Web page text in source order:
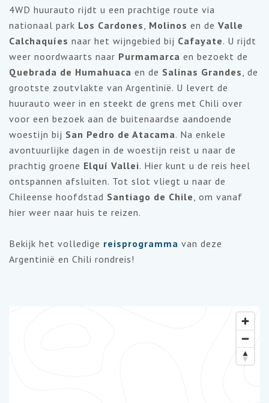
4WD huurauto rijdt u een prachtige route via
nationaal park Los Cardones, Molinos en de Valle
Calchaquíes naar het wijngebied bij Cafayate. U rijdt
weer noordwaarts naar Purmamarca en bezoekt de
Quebrada de Humahuaca en de Salinas Grandes, de
grootste zoutvlakte van Argentinië. U levert de
huurauto weer in en steekt de grens met Chili over
voor een bezoek aan de buitenaardse aandoende
woestijn bij San Pedro de Atacama. Na enkele
avontuurlijke dagen in de woestijn reist u naar de
prachtig groene Elquí Vallei. Hier kunt u de reis heel
ontspannen afsluiten. Tot slot vliegt u naar de
Chileense hoofdstad Santiago de Chile, om vanaf
hier weer naar huis te reizen.
Bekijk het volledige reisprogramma van deze
Argentinië en Chili rondreis!